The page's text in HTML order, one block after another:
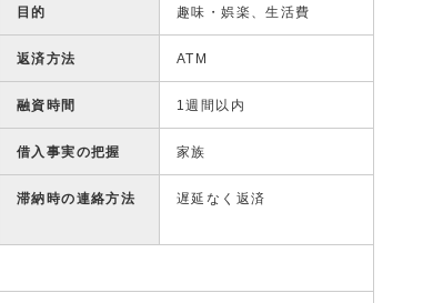
目的 趣味・娯楽、生活費
返済方法 ATM
融資時間 1週間以内
借入事実の把握 家族
滞納時の連絡方法 遅延なく返済